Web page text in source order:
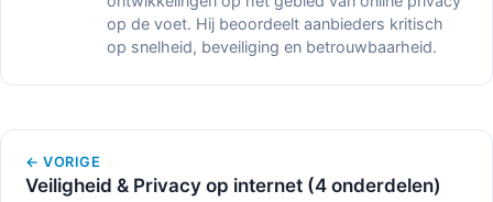
op de voet. Hij beoordeelt aanbieders kritisch
op snelheid, beveiliging en betrouwbaarheid.
← VORIGE
Veiligheid & Privacy op internet (4 onderdelen)